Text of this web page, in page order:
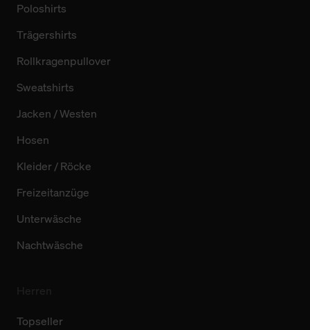
Poloshirts
Trägershirts
Rollkragenpullover
Sweatshirts
Jacken / Westen
Hosen
Kleider / Röcke
Freizeitanzüge
Unterwäsche
Nachtwäsche
Topseller